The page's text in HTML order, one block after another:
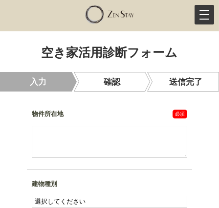
空き家活用診断フォーム
空き家活用診断フォーム
入力 確認 送信完了
物件所在地
建物種別